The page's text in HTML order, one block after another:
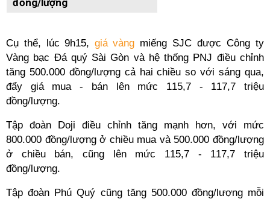
đồng/lượng
Cụ thể, lúc 9h15, giá vàng miếng SJC được Công ty
Vàng bạc Đá quý Sài Gòn và hệ thống PNJ điều chỉnh
tăng 500.000 đồng/lượng cả hai chiều so với sáng qua,
đẩy giá mua - bán lên mức 115,7 - 117,7 triệu
đồng/lượng.
Tập đoàn Doji điều chỉnh tăng mạnh hơn, với mức
800.000 đồng/lượng ở chiều mua và 500.000 đồng/lượng
ở chiều bán, cũng lên mức 115,7 - 117,7 triệu
đồng/lượng.
Tập đoàn Phú Quý cũng tăng 500.000 đồng/lượng mỗi